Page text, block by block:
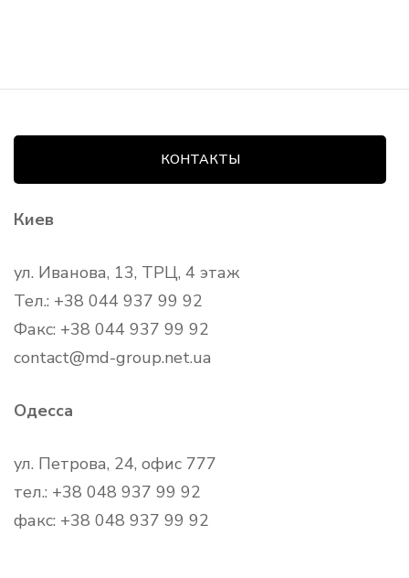
КОНТАКТЫ
Киев
ул. Иванова, 13, ТРЦ, 4 этаж
Тел.: +38 044 937 99 92
Факс: +38 044 937 99 92
contact@md-group.net.ua
Одесса
ул. Петрова, 24, офис 777
тел.: +38 048 937 99 92
факс: +38 048 937 99 92